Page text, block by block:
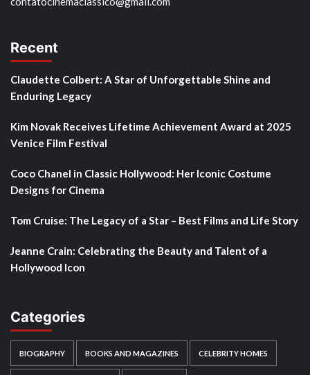
Recent
Claudette Colbert: A Star of Unforgettable Shine and
Enduring Legacy
Kim Novak Receives Lifetime Achievement Award at 2025
Venice Film Festival
Coco Chanel in Classic Hollywood: Her Iconic Costume
Designs for Cinema
Tom Cruise: The Legacy of a Star – Best Films and Life Story
Jeanne Crain: Celebrating the Beauty and Talent of a
Hollywood Icon
Categories
BIOGRAPHY BOOKS AND MAGAZINES CELEBRITY HOMES